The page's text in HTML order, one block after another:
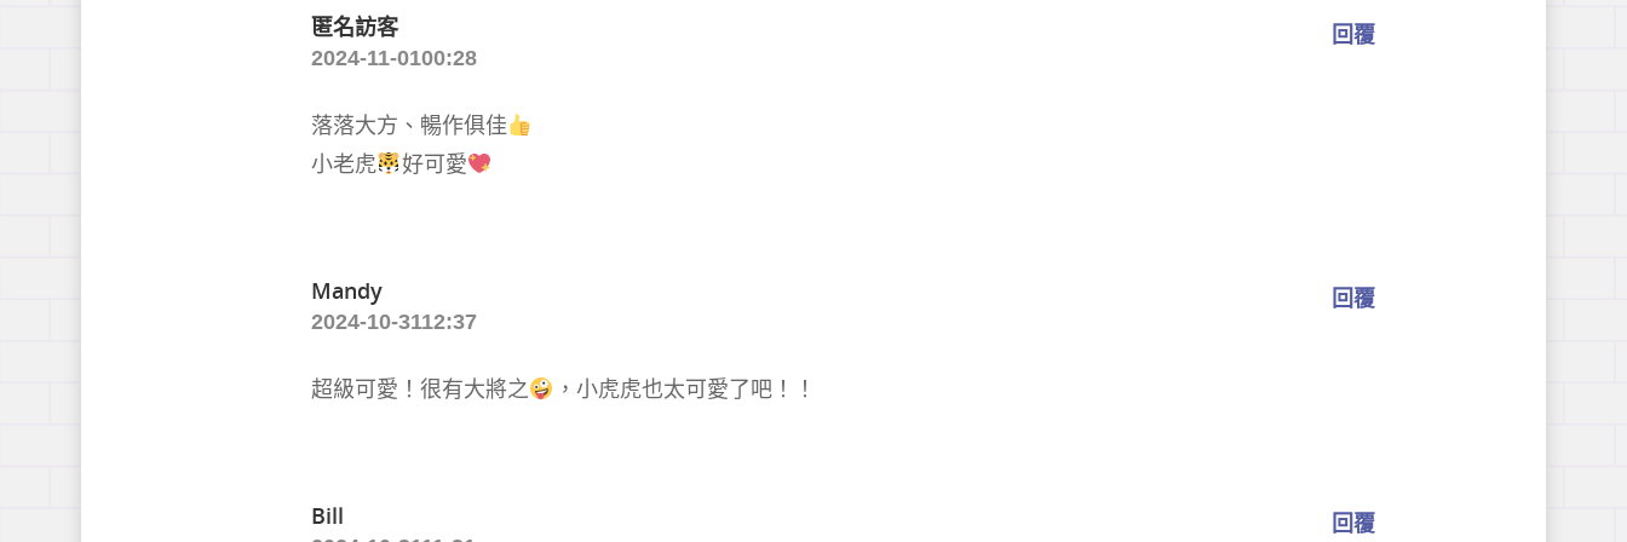
匿名訪客
2024-11-0100:28
落落大方、暢作俱佳
小老虎
好可愛
回覆
Mandy
2024-10-3112:37
超級可愛！很有大將之 ，小虎虎也太可愛了吧！！
回覆
Bill 回覆